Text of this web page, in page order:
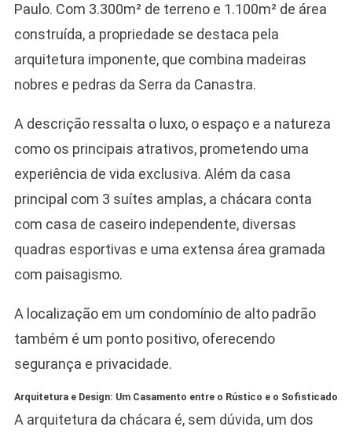
Paulo. Com 3.300m² de terreno e 1.100m² de área
construída, a propriedade se destaca pela
arquitetura imponente, que combina madeiras
nobres e pedras da Serra da Canastra.
A descrição ressalta o luxo, o espaço e a natureza
como os principais atrativos, prometendo uma
experiência de vida exclusiva. Além da casa
principal com 3 suítes amplas, a chácara conta
com casa de caseiro independente, diversas
quadras esportivas e uma extensa área gramada
com paisagismo.
A localização em um condomínio de alto padrão
também é um ponto positivo, oferecendo
segurança e privacidade.
Arquitetura e Design: Um Casamento entre o Rústico e o Sofisticado
A arquitetura da chácara é, sem dúvida, um dos